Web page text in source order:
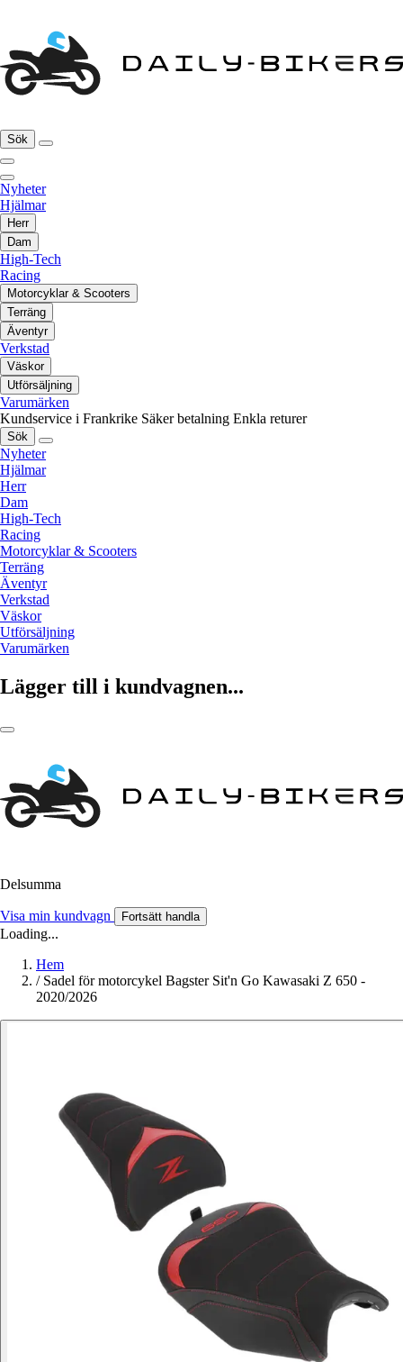
Sök
Nyheter
Hjälmar
Herr
Dam
High-Tech
Racing
Motorcyklar & Scooters
Terräng
Äventyr
Verkstad
Väskor
Utförsäljning
Varumärken
Kundservice i Frankrike Säker betalning Enkla returer
Sök
Nyheter
Hjälmar
Herr
Dam
High-Tech
Racing
Motorcyklar & Scooters
Terräng
Äventyr
Verkstad
Väskor
Utförsäljning
Varumärken
Lägger till i kundvagnen...
Delsumma
Visa min kundvagn Fortsätt handla
Loading...
Hem
/ Sadel för motorcykel Bagster Sit'n Go Kawasaki Z 650 -
2020/2026